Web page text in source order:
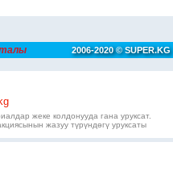
2006-2020 © SUPER.KG
жеке колдонууда гана уруксат.
жазуу түрүндөгү уруксаты